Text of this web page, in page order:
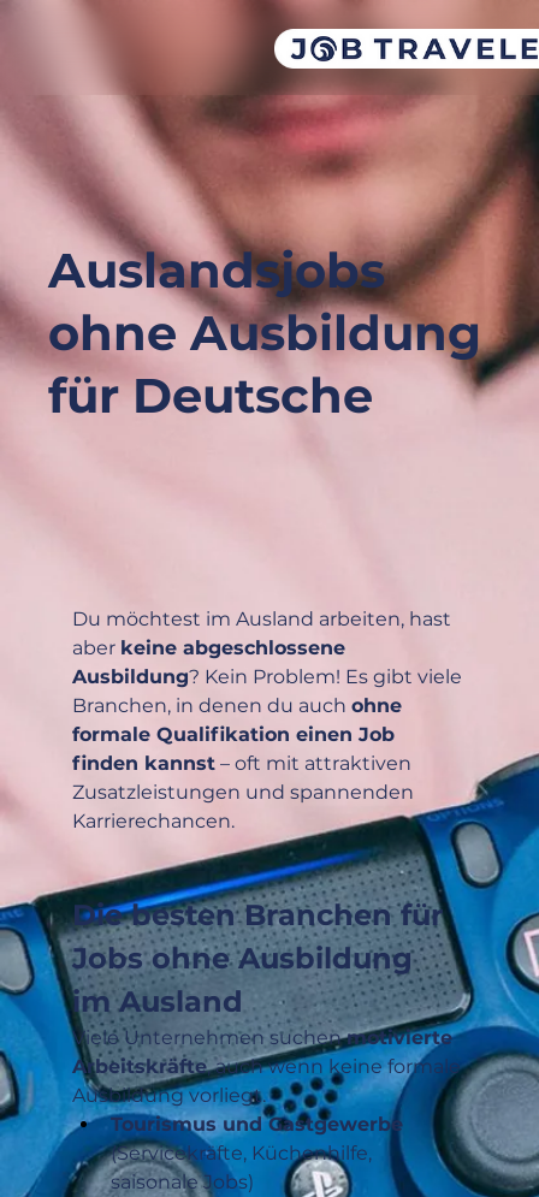
Auslandsjobs
ohne Ausbildung
für Deutsche
Du möchtest im Ausland arbeiten, hast
aber keine abgeschlossene
Ausbildung? Kein Problem! Es gibt viele
Branchen, in denen du auch ohne
formale Qualifikation einen Job
finden kannst – oft mit attraktiven
Zusatzleistungen und spannenden
Karrierechancen.
Die besten Branchen für
Jobs ohne Ausbildung
im Ausland
Viele Unternehmen suchen motivierte
Arbeitskräfte, auch wenn keine formale
Ausbildung vorliegt.
Tourismus und Gastgewerbe
(Servicekräfte, Küchenhilfe,
saisonale Jobs)